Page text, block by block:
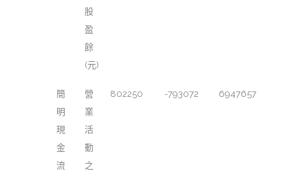
股
盈
餘
(元)
簡
明
現
金
流
營
業
活
動
之
802250 -793072 6947657